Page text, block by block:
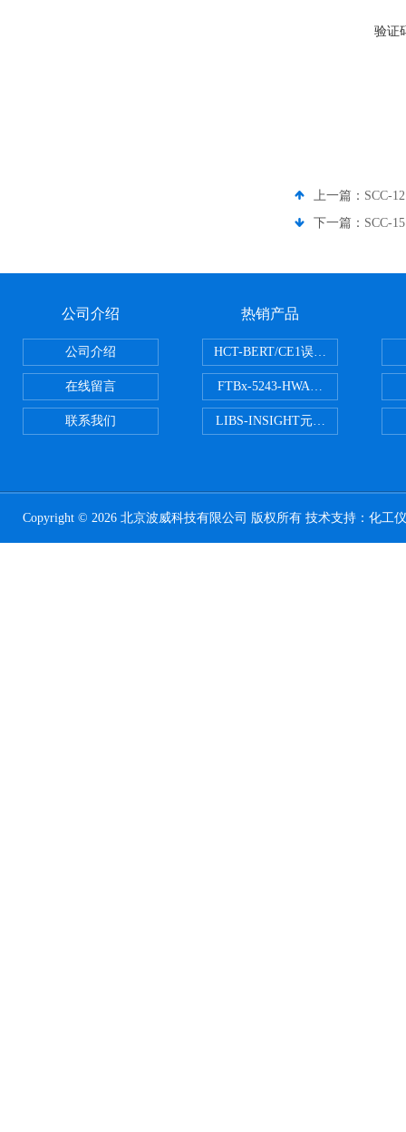
验证
上一篇： SCC-
下一篇： SCC-
公司介绍
公司介绍
在线留言
联系我们
热销产品
HCT-BERT/CE1误码测试仪
FTBx-5243-HWA光谱分析仪
LIBS-INSIGHT元素光谱分析仪
Copyright © 2026 北京波威科技有限公司 版权所有 技术支持： 化工